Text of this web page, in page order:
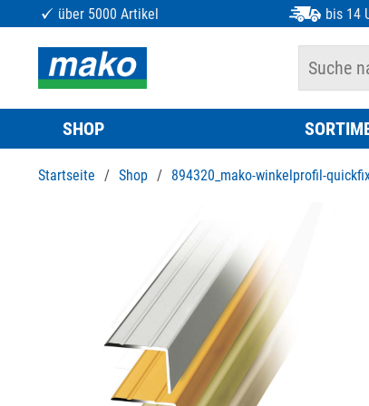
über 5000 Artikel bis 14
SHOP
Startseite / Shop / 894320_mako-winkelprofil-